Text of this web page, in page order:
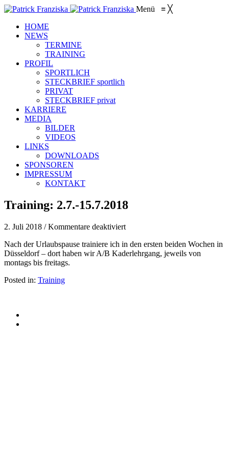
Menü ≡ ╳
HOME
NEWS
TERMINE
TRAINING
PROFIL
SPORTLICH
STECKBRIEF sportlich
PRIVAT
STECKBRIEF privat
KARRIERE
MEDIA
BILDER
VIDEOS
LINKS
DOWNLOADS
SPONSOREN
IMPRESSUM
KONTAKT
Training: 2.7.-15.7.2018
2. Juli 2018 /Kommentare deaktiviertfür
2.7.-15.7.2018
Nach der Urlaubspause trainiere ich in den ersten beiden Wochen in
Düsseldorf – dort haben wir A/B Kaderlehrgang, jeweils von
montags bis freitags.
Posted in: Training